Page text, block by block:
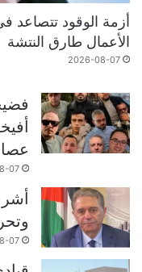
أزمة الوقود
الأعمال طارق النتشة
2026-08-07
07
07